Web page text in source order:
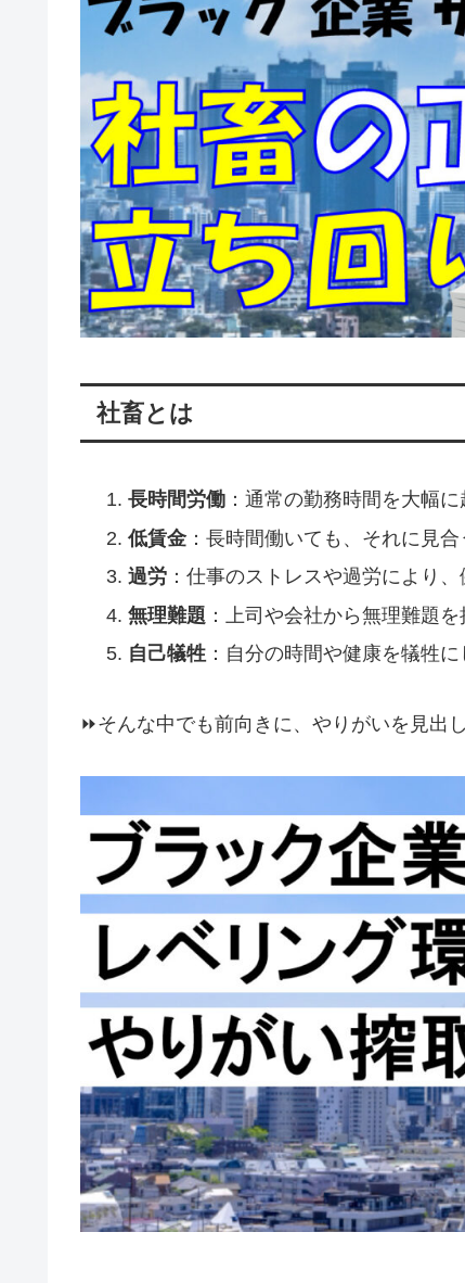
社畜とは
長時間労働：通常の勤務時間を大幅に
低賃金：長時間働いても、それに見合
過労：仕事のストレスや過労により、
無理難題 ：上司や会社から無理難題
自己犠牲：自分の時間や健康を犠牲に
⏩️そんな中でも前向きに、やりがいを見出